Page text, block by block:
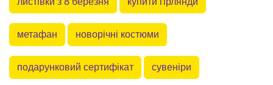
метафан новорічні костюми
подарунковий сертифікат сувеніри